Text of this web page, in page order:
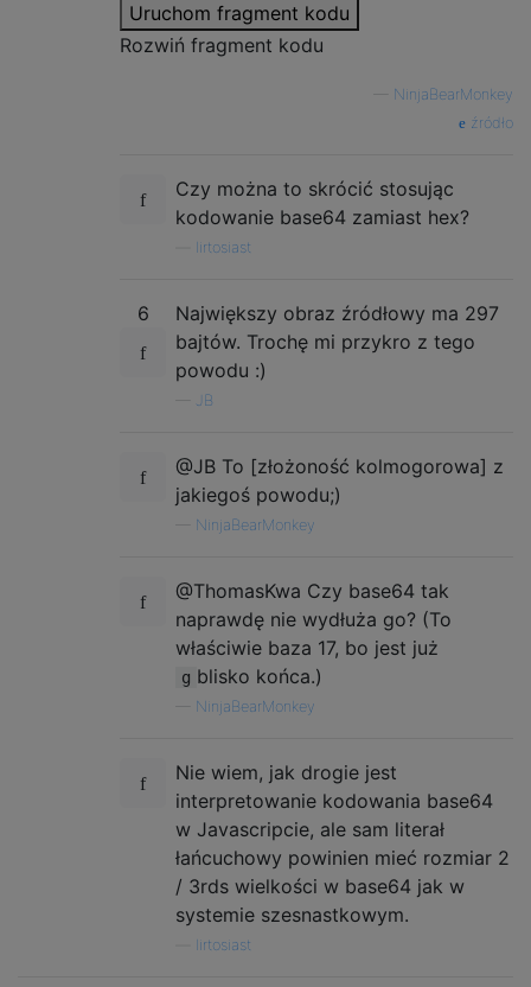
Uruchom fragment kodu
Rozwiń fragment kodu
NinjaBearMonkey
źródło
Czy można to skrócić stosując
kodowanie base64 zamiast hex?
lirtosiast
6
Największy obraz źródłowy ma 297
bajtów. Trochę mi przykro z tego
powodu :)
JB
@JB To [złożoność kolmogorowa] z
jakiegoś powodu;)
NinjaBearMonkey
@ThomasKwa Czy base64 tak
naprawdę nie wydłuża go? (To
właściwie baza 17, bo jest już
g blisko końca.)
NinjaBearMonkey
Nie wiem, jak drogie jest
interpretowanie kodowania base64
w Javascripcie, ale sam literał
łańcuchowy powinien mieć rozmiar 2
/ 3rds wielkości w base64 jak w
systemie szesnastkowym.
lirtosiast